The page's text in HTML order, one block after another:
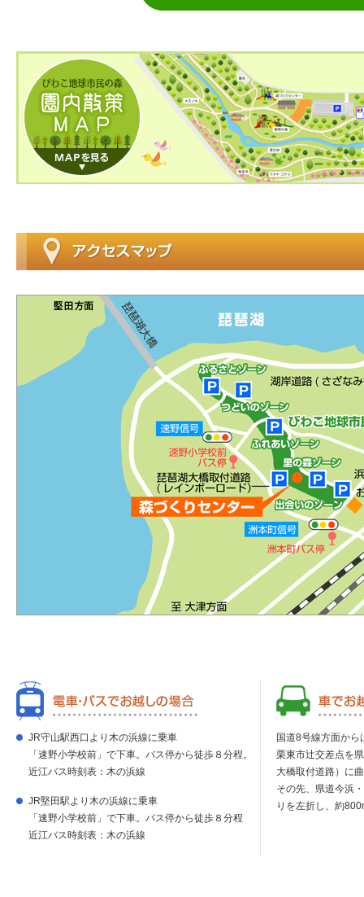
JR守山駅西口より木の浜線に乗車
「速野小学校前」で下車。バス停から徒歩８分程。
近江バス時刻表：木の浜線
JR堅田駅より木の浜線に乗車
「速野小学校前」で下車。バス停から徒歩８分程
近江バス時刻表：木の浜線
国道8号線方面から
栗東市辻交差点を
大橋取付道路）に
その先、県道今浜
りを左折し、約